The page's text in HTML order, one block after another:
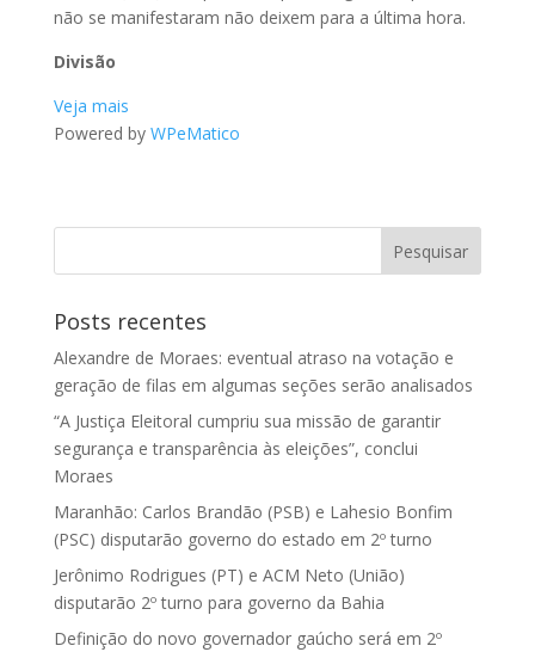
não se manifestaram não deixem para a última hora.
Divisão
Veja mais
Powered by WPeMatico
Posts recentes
Alexandre de Moraes: eventual atraso na votação e
geração de filas em algumas seções serão analisados
“A Justiça Eleitoral cumpriu sua missão de garantir
segurança e transparência às eleições”, conclui
Moraes
Maranhão: Carlos Brandão (PSB) e Lahesio Bonfim
(PSC) disputarão governo do estado em 2º turno
Jerônimo Rodrigues (PT) e ACM Neto (União)
disputarão 2º turno para governo da Bahia
Definição do novo governador gaúcho será em 2º